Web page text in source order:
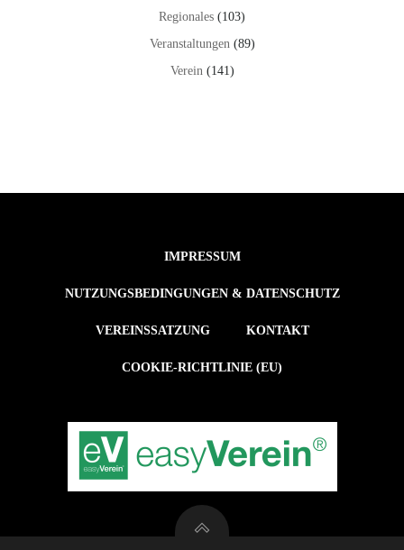
Regionales (103)
Veranstaltungen(89)
Verein(141)
IMPRESSUM
NUTZUNGSBEDINGUNGEN & DATENSCHUTZ
VEREINSSATZUNG KONTAKT
COOKIE-RICHTLINIE (EU)